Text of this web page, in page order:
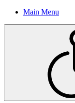
Main Menu